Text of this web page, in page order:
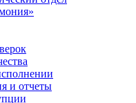
и отчеты